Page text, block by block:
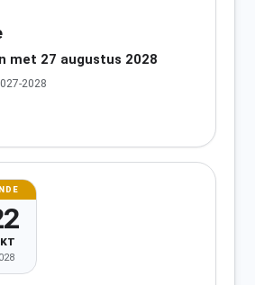
met 27 augustus 2028
2028